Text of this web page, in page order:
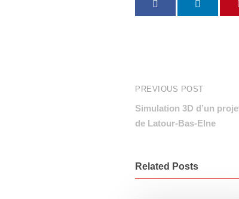
PREVIOUS POST
Simulation 3D d’un
de Latour-Bas-Elne
Related Posts